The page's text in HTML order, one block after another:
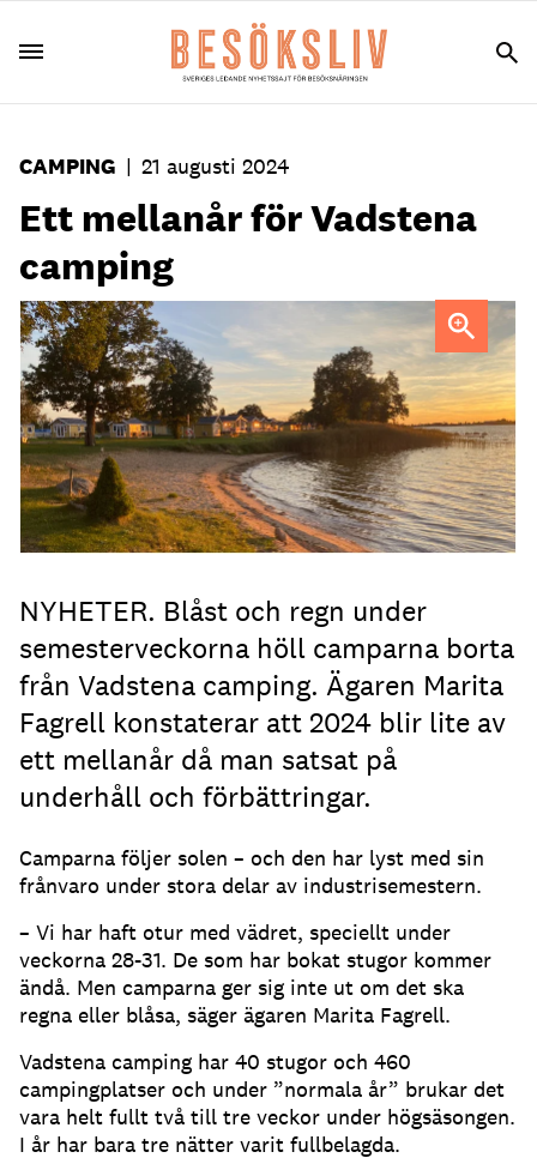
CAMPING | 21 augusti 2024
Ett mellanår för Vadstena
camping
NYHETER. Blåst och regn under
semesterveckorna höll camparna borta
från Vadstena camping. Ägaren Marita
Fagrell konstaterar att 2024 blir lite av
ett mellanår då man satsat på
underhåll och förbättringar.
Camparna följer solen – och den har lyst med sin
frånvaro under stora delar av industrisemestern.
– Vi har haft otur med vädret, speciellt under
veckorna 28-31. De som har bokat stugor kommer
ändå. Men camparna ger sig inte ut om det ska
regna eller blåsa, säger ägaren Marita Fagrell.
Vadstena camping har 40 stugor och 460
campingplatser och under ”normala år” brukar det
vara helt fullt två till tre veckor under högsäsongen.
I år har bara tre nätter varit fullbelagda.